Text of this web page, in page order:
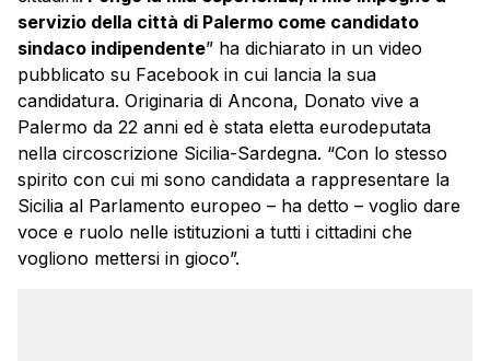
servizio della città di Palermo come candidato
sindaco indipendente” ha dichiarato in un video
pubblicato su Facebook in cui lancia la sua
candidatura. Originaria di Ancona, Donato vive a
Palermo da 22 anni ed è stata eletta eurodeputata
nella circoscrizione Sicilia-Sardegna. “Con lo stesso
spirito con cui mi sono candidata a rappresentare la
Sicilia al Parlamento europeo – ha detto – voglio dare
voce e ruolo nelle istituzioni a tutti i cittadini che
vogliono mettersi in gioco”.